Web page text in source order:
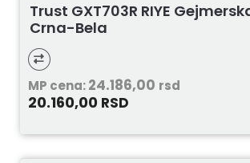
Trust GXT703R RIYE
Crna-Bela
MP cena:24.186,00 rsd
20.160,00 RSD